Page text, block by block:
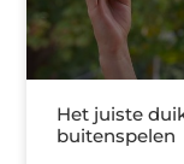
Het juiste
buitenspelen